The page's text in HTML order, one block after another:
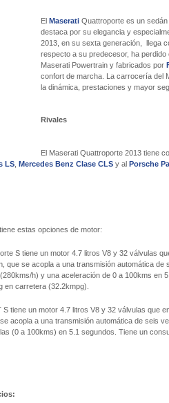
El Maserati Quattroporte es un
destaca por su elegancia y
2013, en su sexta generación, llega
respecto a su predecesor, ha
Maserati Powertrain y fabricados por
confort de marcha. La carrocería del
la dinámica, prestaciones y mayor
Rivales
El Maserati Quattroporte 2013 tiene
LS Mercedes Benz Clase CLS y al Porsche
estas opciones de motor:
S tiene un motor 4.7 litros V8 y 32 válvulas
que se acopla a una transmisión automática
h) y una aceleración de 0 a 100kms en
en carretera (32.2kmpg).
un motor 4.7 litros V8 y 32 válvulas que
acopla a una transmisión automática de seis
(0 a 100kms) en 5.1 segundos. Tiene un